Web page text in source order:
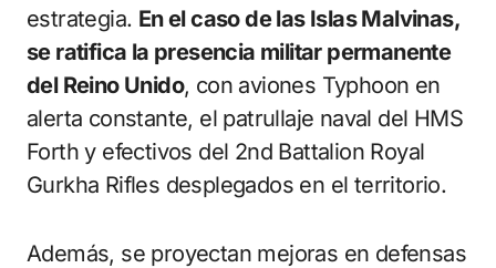
estrategia. En el caso de las Islas Malvinas,
se ratifica la presencia militar permanente
del Reino Unido, con aviones Typhoon en
alerta constante, el patrullaje naval del HMS
Forth y efectivos del 2nd Battalion Royal
Gurkha Rifles desplegados en el territorio.
Además, se proyectan mejoras en defensas